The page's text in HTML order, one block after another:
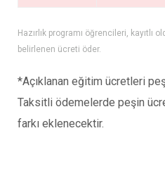
Hazırlık programı öğrencileri, kayıtlı
belirlenen ücreti öder.
*Açıklanan eğitim ücretleri
Taksitli ödemelerde peşin
farkı eklenecektir.